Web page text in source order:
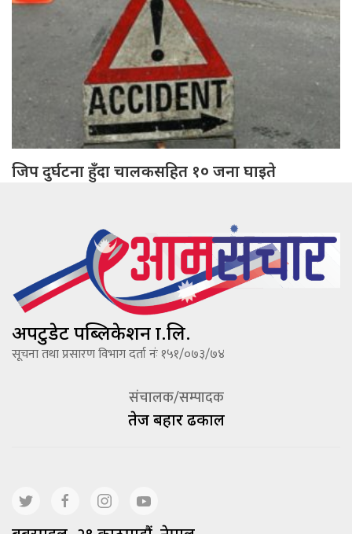
जिप दुर्घटना हुँदा चालकसहित १० जना घाइते
अपटुडेट पब्लिकेशन प्रा.लि.
सूचना तथा प्रसारण विभाग दर्ता नंः १५१/०७३/७४
संचालक/सम्पादक
तेज बहादूर ढकाल